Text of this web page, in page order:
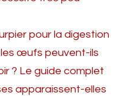
pour la digestion
œufs peuvent-ils
? Le guide complet
apparaissent-elles